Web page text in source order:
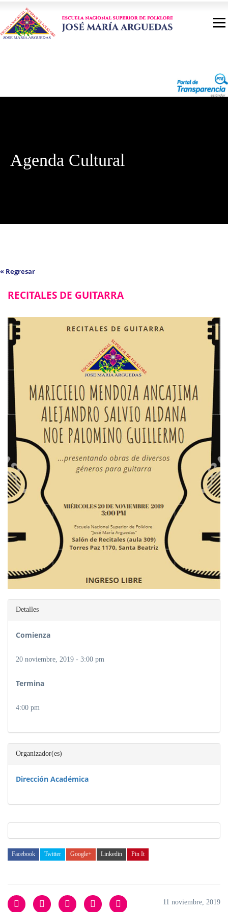
Agenda Cultural
« Regresar
RECITALES DE GUITARRA
Detalles
Comienza
20 noviembre, 2019 - 3:00 pm
Termina
4:00 pm
Organizador(es)
Dirección Académica
Facebook Twitter Google+ Linkedin Pin It
11 noviembre, 2019